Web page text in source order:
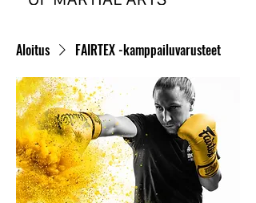
Aloitus FAIRTEX -kamppailuvarusteet